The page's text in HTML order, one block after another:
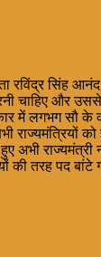
सिंह आनंद
चाहिए और
में लगभग सौ के
राज्यमंत्रियों
अभी
की तरह पद